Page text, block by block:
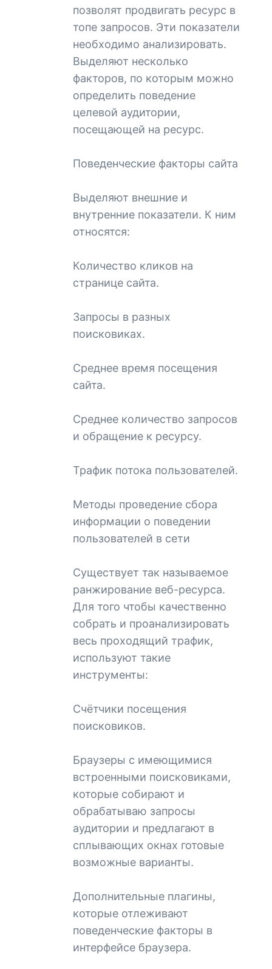
позволят продвигать ресурс в
топе запросов. Эти показатели
необходимо анализировать.
Выделяют несколько
факторов, по которым можно
определить поведение
целевой аудитории,
посещающей на ресурс.
Поведенческие факторы сайта
Выделяют внешние и
внутренние показатели. К ним
относятся:
Количество кликов на
странице сайта.
Запросы в разных
поисковиках.
Среднее время посещения
сайта.
Среднее количество запросов
и обращение к ресурсу.
Трафик потока пользователей.
Методы проведение сбора
информации о поведении
пользователей в сети
Существует так называемое
ранжирование веб-ресурса.
Для того чтобы качественно
собрать и проанализировать
весь проходящий трафик,
используют такие
инструменты:
Счётчики посещения
поисковиков.
Браузеры с имеющимися
встроенными поисковиками,
которые собирают и
обрабатываю запросы
аудитории и предлагают в
сплывающих окнах готовые
возможные варианты.
Дополнительные плагины,
которые отлеживают
поведенческие факторы в
интерфейсе браузера.